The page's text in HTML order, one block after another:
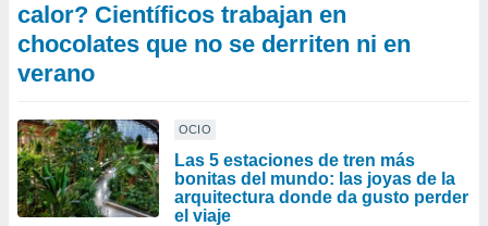
calor? Científicos trabajan en
chocolates que no se derriten ni en
verano
OCIO
Las 5 estaciones de tren más
bonitas del mundo: las joyas de la
arquitectura donde da gusto perder
el viaje